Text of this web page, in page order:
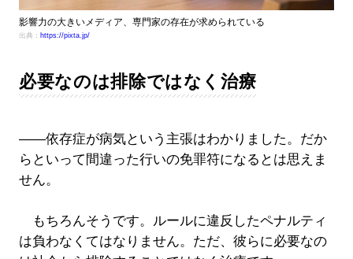
影響力の大きいメディア、専門家の存在が求められている
出典： https://pixta.jp/
必要なのは排除ではなく治療
――依存症が病気という主張はわかりました。だか
らといって間違った行いの免罪符になるとは思えま
せん。
もちろんそうです。ルールに違反したペナルティ
は負わなくてはなりません。ただ、彼らに必要なの